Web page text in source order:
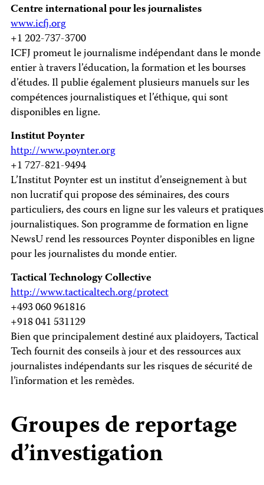
Centre international pour les journalistes
www.icfj.org
+1 202-737-3700
ICFJ promeut le journalisme indépendant dans le monde
entier à travers l’éducation, la formation et les bourses
d’études. Il publie également plusieurs manuels sur les
compétences journalistiques et l’éthique, qui sont
disponibles en ligne.
Institut Poynter
http://www.poynter.org
+1 727-821-9494
L’Institut Poynter est un institut d’enseignement à but
non lucratif qui propose des séminaires, des cours
particuliers, des cours en ligne sur les valeurs et pratiques
journalistiques. Son programme de formation en ligne
NewsU rend les ressources Poynter disponibles en ligne
pour les journalistes du monde entier.
Tactical Technology Collective
http://www.tacticaltech.org/protect
+493 060 961816
+918 041 531129
Bien que principalement destiné aux plaidoyers, Tactical
Tech fournit des conseils à jour et des ressources aux
journalistes indépendants sur les risques de sécurité de
l’information et les remèdes.
Groupes de reportage
d’investigation